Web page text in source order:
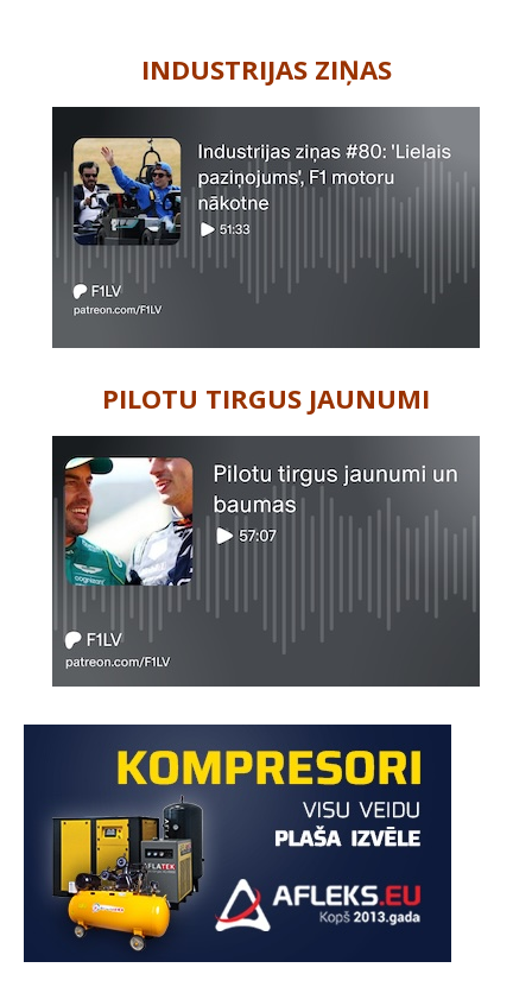
INDUSTRIJAS ZIŅAS
PILOTU TIRGUS JAUNUMI